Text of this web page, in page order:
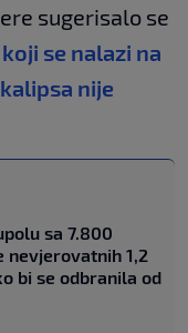
sugerisalo se
se nalazi na
nije
sa 7.800
nevjerovatnih 1,2
bi se odbranila od